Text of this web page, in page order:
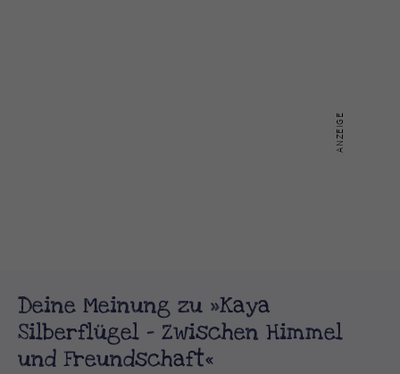
Deine Meinung zu »Kaya
Silberflügel - Zwischen Himmel
und Freundschaft«